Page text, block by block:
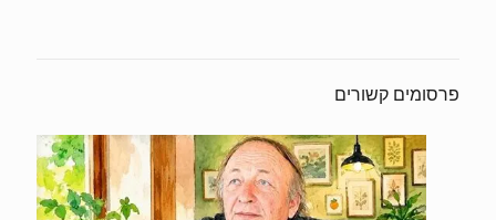
פרסומים קשורים